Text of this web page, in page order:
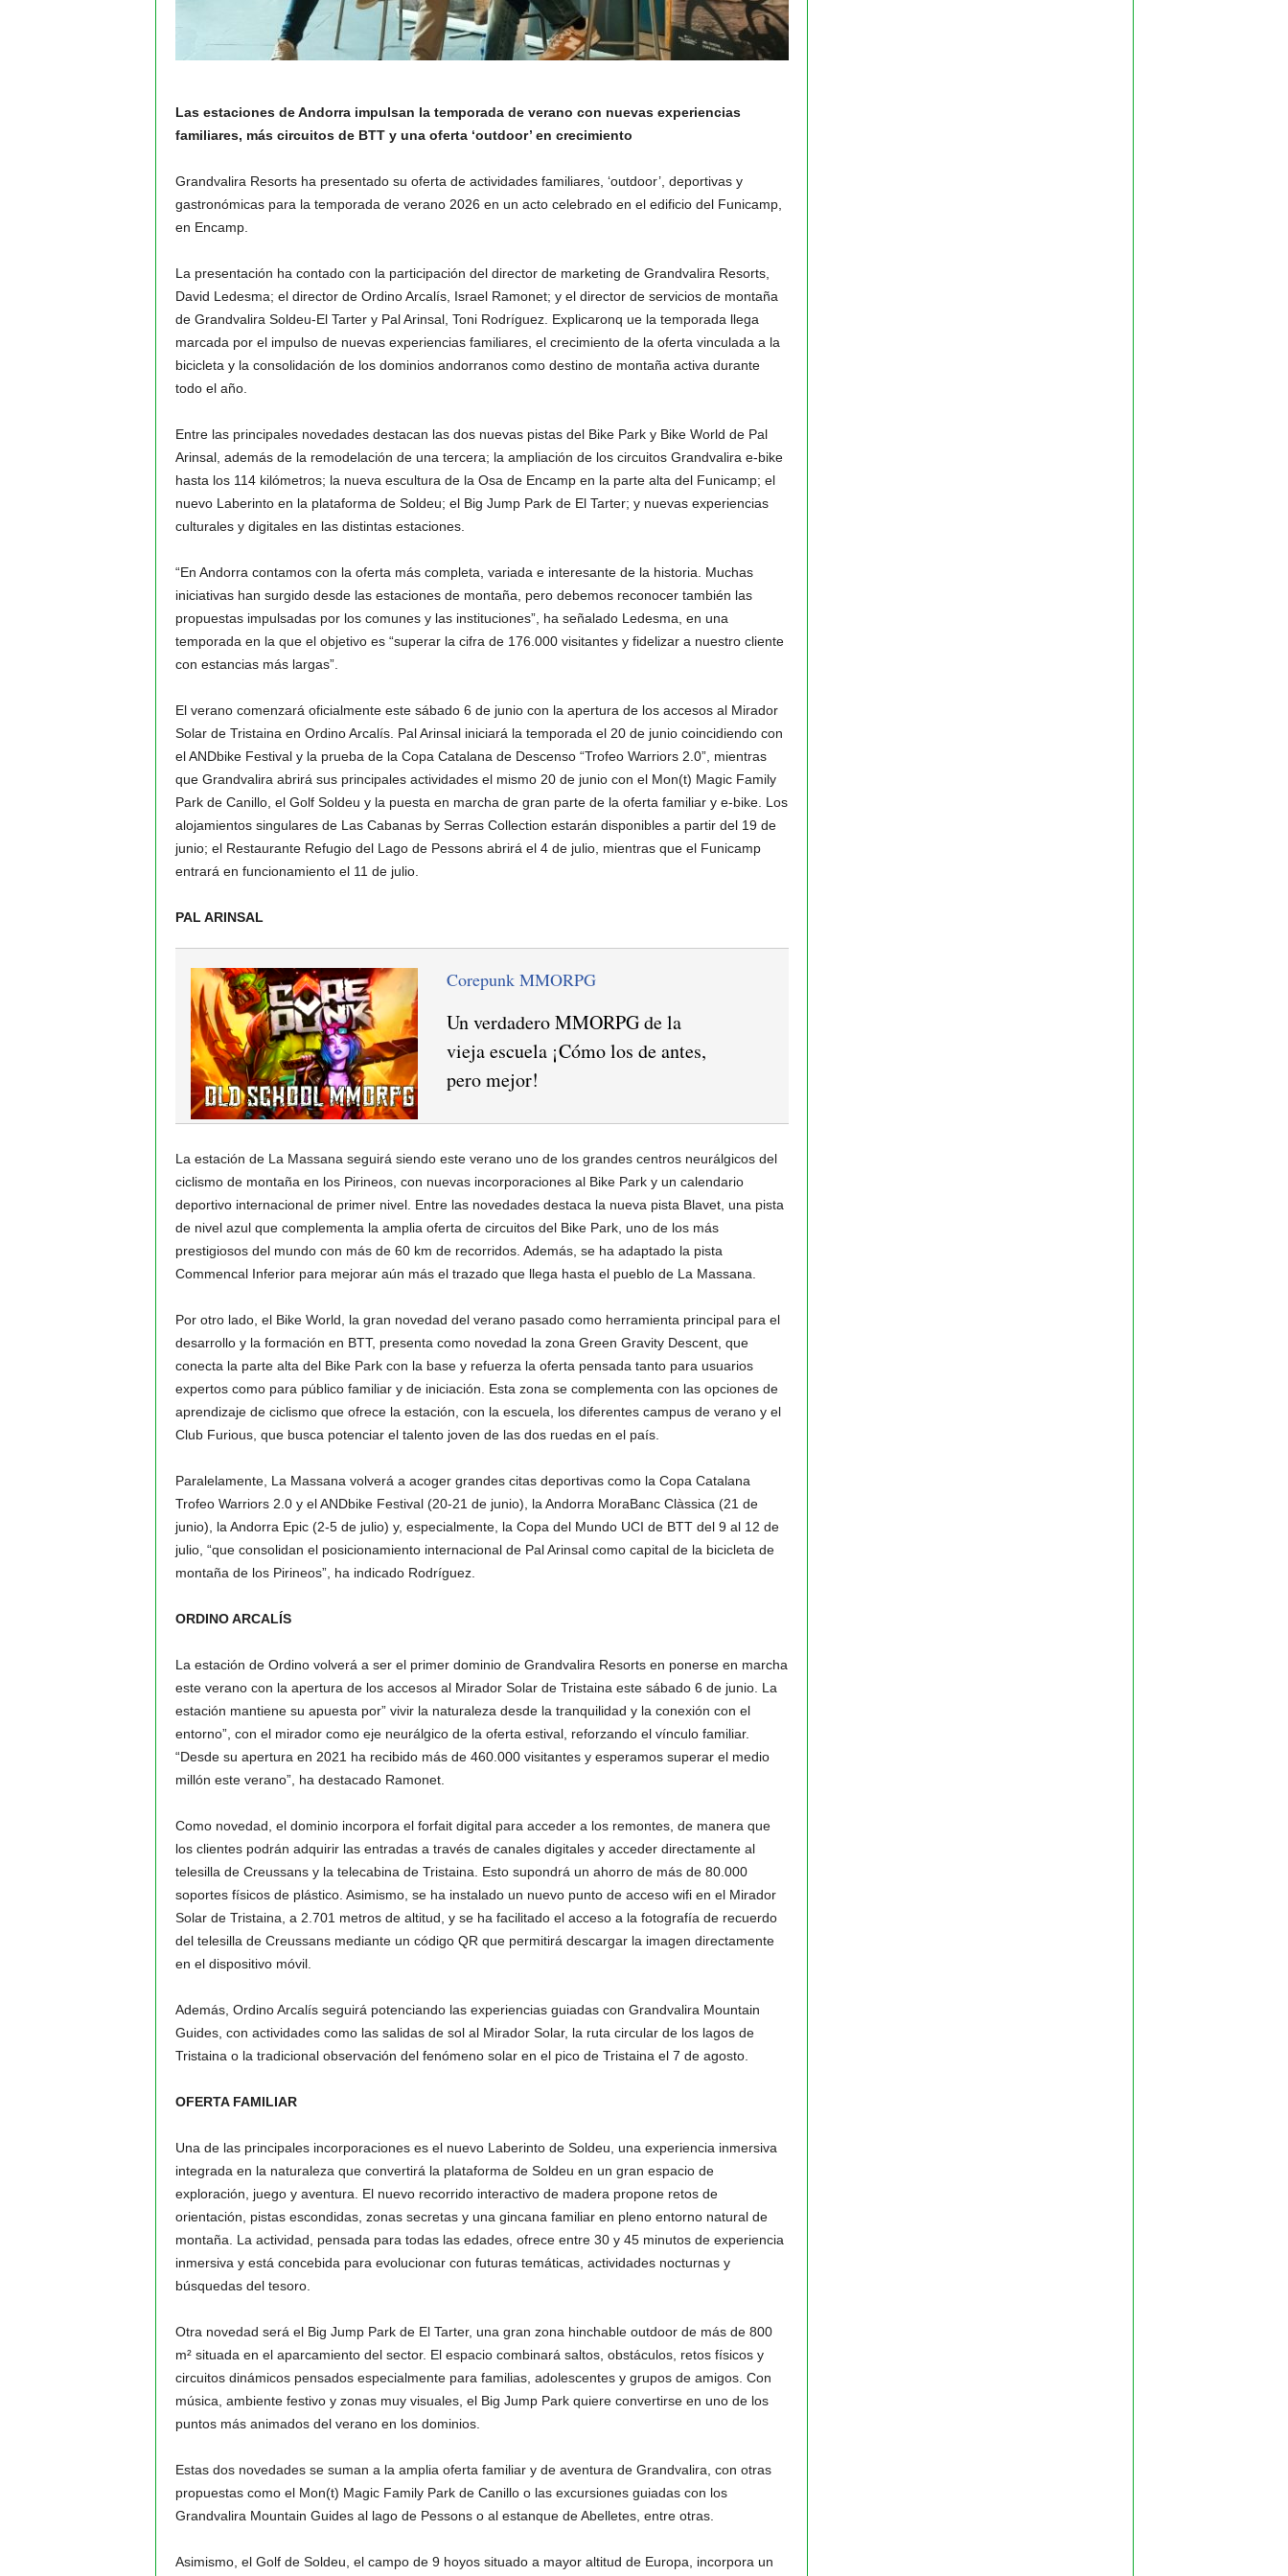
Las estaciones de Andorra impulsan la temporada de verano con nuevas experiencias
familiares, más circuitos de BTT y una oferta ‘outdoor’ en crecimiento
Grandvalira Resorts ha presentado su oferta de actividades familiares, ‘outdoor’, deportivas y
gastronómicas para la temporada de verano 2026 en un acto celebrado en el edificio del Funicamp,
en Encamp.
La presentación ha contado con la participación del director de marketing de Grandvalira Resorts,
David Ledesma; el director de Ordino Arcalís, Israel Ramonet; y el director de servicios de montaña
de Grandvalira Soldeu-El Tarter y Pal Arinsal, Toni Rodríguez. Explicaronq ue la temporada llega
marcada por el impulso de nuevas experiencias familiares, el crecimiento de la oferta vinculada a la
bicicleta y la consolidación de los dominios andorranos como destino de montaña activa durante
todo el año.
Entre las principales novedades destacan las dos nuevas pistas del Bike Park y Bike World de Pal
Arinsal, además de la remodelación de una tercera; la ampliación de los circuitos Grandvalira e-bike
hasta los 114 kilómetros; la nueva escultura de la Osa de Encamp en la parte alta del Funicamp; el
nuevo Laberinto en la plataforma de Soldeu; el Big Jump Park de El Tarter; y nuevas experiencias
culturales y digitales en las distintas estaciones.
“En Andorra contamos con la oferta más completa, variada e interesante de la historia. Muchas
iniciativas han surgido desde las estaciones de montaña, pero debemos reconocer también las
propuestas impulsadas por los comunes y las instituciones”, ha señalado Ledesma, en una
temporada en la que el objetivo es “superar la cifra de 176.000 visitantes y fidelizar a nuestro cliente
con estancias más largas”.
El verano comenzará oficialmente este sábado 6 de junio con la apertura de los accesos al Mirador
Solar de Tristaina en Ordino Arcalís. Pal Arinsal iniciará la temporada el 20 de junio coincidiendo con
el ANDbike Festival y la prueba de la Copa Catalana de Descenso “Trofeo Warriors 2.0”, mientras
que Grandvalira abrirá sus principales actividades el mismo 20 de junio con el Mon(t) Magic Family
Park de Canillo, el Golf Soldeu y la puesta en marcha de gran parte de la oferta familiar y e-bike. Los
alojamientos singulares de Las Cabanas by Serras Collection estarán disponibles a partir del 19 de
junio; el Restaurante Refugio del Lago de Pessons abrirá el 4 de julio, mientras que el Funicamp
entrará en funcionamiento el 11 de julio.
PAL ARINSAL
Corepunk MMORPG
Un verdadero MMORPG de la
vieja escuela ¡Cómo los de antes,
pero mejor!
La estación de La Massana seguirá siendo este verano uno de los grandes centros neurálgicos del
ciclismo de montaña en los Pirineos, con nuevas incorporaciones al Bike Park y un calendario
deportivo internacional de primer nivel. Entre las novedades destaca la nueva pista Blavet, una pista
de nivel azul que complementa la amplia oferta de circuitos del Bike Park, uno de los más
prestigiosos del mundo con más de 60 km de recorridos. Además, se ha adaptado la pista
Commencal Inferior para mejorar aún más el trazado que llega hasta el pueblo de La Massana.
Por otro lado, el Bike World, la gran novedad del verano pasado como herramienta principal para el
desarrollo y la formación en BTT, presenta como novedad la zona Green Gravity Descent, que
conecta la parte alta del Bike Park con la base y refuerza la oferta pensada tanto para usuarios
expertos como para público familiar y de iniciación. Esta zona se complementa con las opciones de
aprendizaje de ciclismo que ofrece la estación, con la escuela, los diferentes campus de verano y el
Club Furious, que busca potenciar el talento joven de las dos ruedas en el país.
Paralelamente, La Massana volverá a acoger grandes citas deportivas como la Copa Catalana
Trofeo Warriors 2.0 y el ANDbike Festival (20-21 de junio), la Andorra MoraBanc Clàssica (21 de
junio), la Andorra Epic (2-5 de julio) y, especialmente, la Copa del Mundo UCI de BTT del 9 al 12 de
julio, “que consolidan el posicionamiento internacional de Pal Arinsal como capital de la bicicleta de
montaña de los Pirineos”, ha indicado Rodríguez.
ORDINO ARCALÍS
La estación de Ordino volverá a ser el primer dominio de Grandvalira Resorts en ponerse en marcha
este verano con la apertura de los accesos al Mirador Solar de Tristaina este sábado 6 de junio. La
estación mantiene su apuesta por” vivir la naturaleza desde la tranquilidad y la conexión con el
entorno”, con el mirador como eje neurálgico de la oferta estival, reforzando el vínculo familiar.
“Desde su apertura en 2021 ha recibido más de 460.000 visitantes y esperamos superar el medio
millón este verano”, ha destacado Ramonet.
Como novedad, el dominio incorpora el forfait digital para acceder a los remontes, de manera que
los clientes podrán adquirir las entradas a través de canales digitales y acceder directamente al
telesilla de Creussans y la telecabina de Tristaina. Esto supondrá un ahorro de más de 80.000
soportes físicos de plástico. Asimismo, se ha instalado un nuevo punto de acceso wifi en el Mirador
Solar de Tristaina, a 2.701 metros de altitud, y se ha facilitado el acceso a la fotografía de recuerdo
del telesilla de Creussans mediante un código QR que permitirá descargar la imagen directamente
en el dispositivo móvil.
Además, Ordino Arcalís seguirá potenciando las experiencias guiadas con Grandvalira Mountain
Guides, con actividades como las salidas de sol al Mirador Solar, la ruta circular de los lagos de
Tristaina o la tradicional observación del fenómeno solar en el pico de Tristaina el 7 de agosto.
OFERTA FAMILIAR
Una de las principales incorporaciones es el nuevo Laberinto de Soldeu, una experiencia inmersiva
integrada en la naturaleza que convertirá la plataforma de Soldeu en un gran espacio de
exploración, juego y aventura. El nuevo recorrido interactivo de madera propone retos de
orientación, pistas escondidas, zonas secretas y una gincana familiar en pleno entorno natural de
montaña. La actividad, pensada para todas las edades, ofrece entre 30 y 45 minutos de experiencia
inmersiva y está concebida para evolucionar con futuras temáticas, actividades nocturnas y
búsquedas del tesoro.
Otra novedad será el Big Jump Park de El Tarter, una gran zona hinchable outdoor de más de 800
m² situada en el aparcamiento del sector. El espacio combinará saltos, obstáculos, retos físicos y
circuitos dinámicos pensados especialmente para familias, adolescentes y grupos de amigos. Con
música, ambiente festivo y zonas muy visuales, el Big Jump Park quiere convertirse en uno de los
puntos más animados del verano en los dominios.
Estas dos novedades se suman a la amplia oferta familiar y de aventura de Grandvalira, con otras
propuestas como el Mon(t) Magic Family Park de Canillo o las excursiones guiadas con los
Grandvalira Mountain Guides al lago de Pessons o al estanque de Abelletes, entre otras.
Asimismo, el Golf de Soldeu, el campo de 9 hoyos situado a mayor altitud de Europa, incorpora un